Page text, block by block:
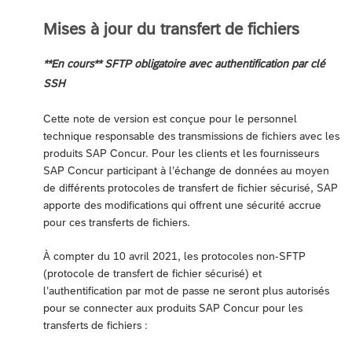
Mises à jour du transfert de fichiers
**En cours** SFTP obligatoire avec authentification par clé
SSH
Cette note de version est conçue pour le personnel
technique responsable des transmissions de fichiers avec les
produits SAP Concur. Pour les clients et les fournisseurs
SAP Concur participant à l’échange de données au moyen
de différents protocoles de transfert de fichier sécurisé, SAP
apporte des modifications qui offrent une sécurité accrue
pour ces transferts de fichiers.
À compter du 10 avril 2021, les protocoles non-SFTP
(protocole de transfert de fichier sécurisé) et
l’authentification par mot de passe ne seront plus autorisés
pour se connecter aux produits SAP Concur pour les
transferts de fichiers :